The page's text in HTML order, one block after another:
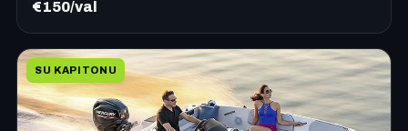
€150/val
SU KAPITONU